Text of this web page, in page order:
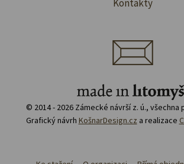
Kontakty
© 2014 - 2026 Zámecké návrší z. ú., všechna
Grafický návrh KošnarDesign.cz a realizace